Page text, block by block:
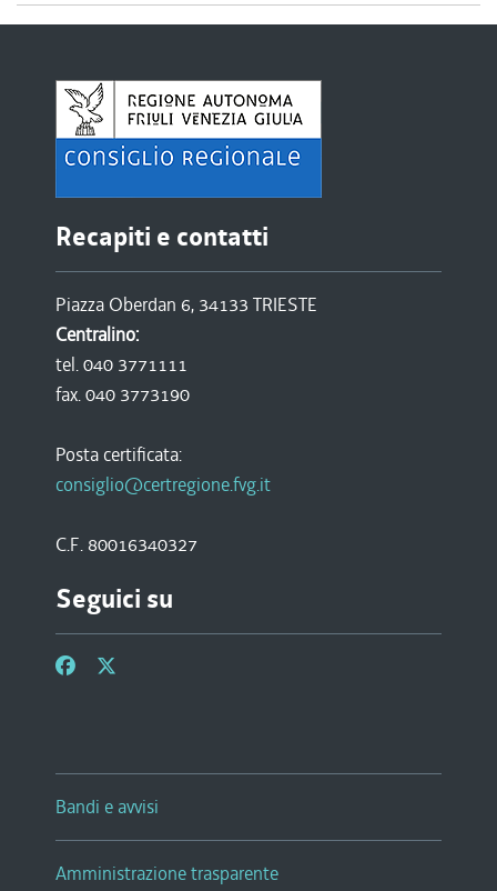
Recapiti e contatti
Piazza Oberdan 6, 34133 TRIESTE
Centralino:
tel. 040 3771111
fax. 040 3773190
Posta certificata:
consiglio@certregione.fvg.it
C.F. 80016340327
Seguici su
Bandi e avvisi
Amministrazione trasparente